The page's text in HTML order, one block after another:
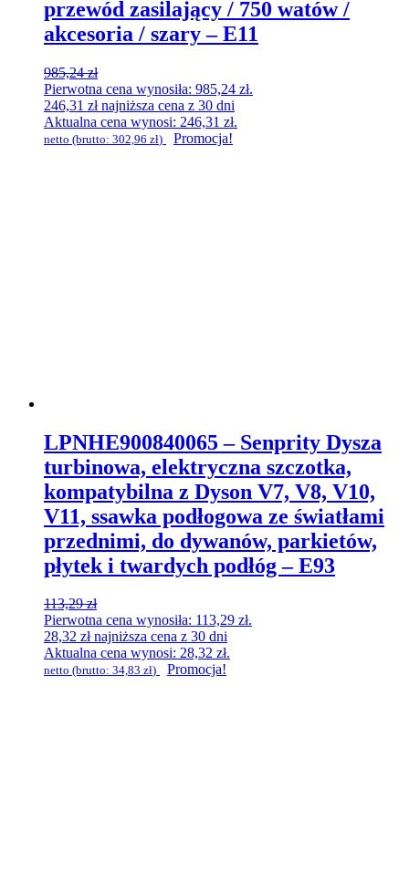
przewód zasilający / 750 watów /
akcesoria / szary – E11
985,24zł
Pierwotna cena wynosiła: 985,24 zł.
246,31 złnajniższa cena z 30 dni
Aktualna cena wynosi: 246,31 zł.
netto (brutto: 302,96 zł) Promocja!
LPNHE900840065 – Senprity Dysza
turbinowa, elektryczna szczotka,
kompatybilna z Dyson V7, V8, V10,
V11, ssawka podłogowa ze światłami
przednimi, do dywanów, parkietów,
płytek i twardych podłóg – E93
113,29zł
Pierwotna cena wynosiła: 113,29 zł.
28,32 złnajniższa cena z 30 dni
Aktualna cena wynosi: 28,32 zł.
netto (brutto: 34,83 zł) Promocja!